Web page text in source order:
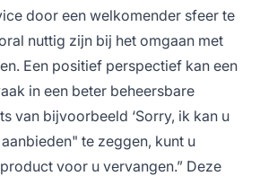
door een welkomender sfeer te
nuttig zijn bij het omgaan met
Een positief perspectief kan een
in een beter beheersbare
van bijvoorbeeld ‘Sorry, ik kan u
te zeggen, kunt u
voor u vervangen.” Deze